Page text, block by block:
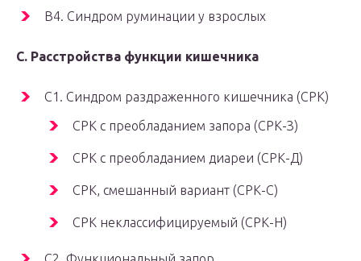
B4. Синдром руминации у взрослых
C. Расстройства функции кишечника
C1. Синдром раздраженного кишечника (СРК)
СРК с преобладанием запора (СРК-З)
СРК с преобладанием диареи (СРК-Д)
СРК, смешанный вариант (СРК-С)
СРК неклассифицируемый (СРК-Н)